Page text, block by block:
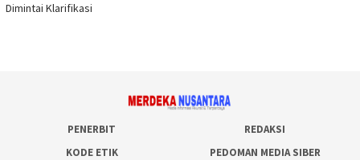
Dimintai Klarifikasi
PENERBIT
REDAKSI
KODE ETIK
PEDOMAN MEDIA SIBER